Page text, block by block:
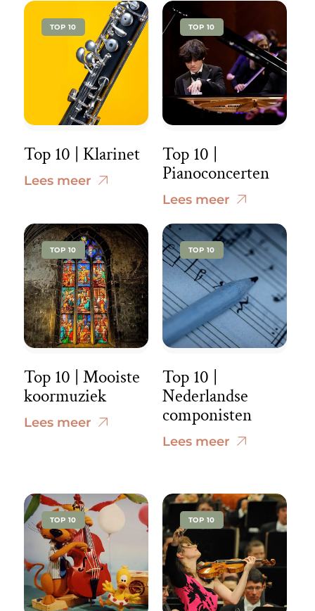
TOP 10
Top 10 | Klarinet
Lees meer
TOP 10
Top 10 |
Pianoconcerten
Lees meer
TOP 10
Top 10 | Mooiste
koormuziek
Lees meer
TOP 10
Top 10 |
Nederlandse
componisten
Lees meer
TOP 10 TOP 10